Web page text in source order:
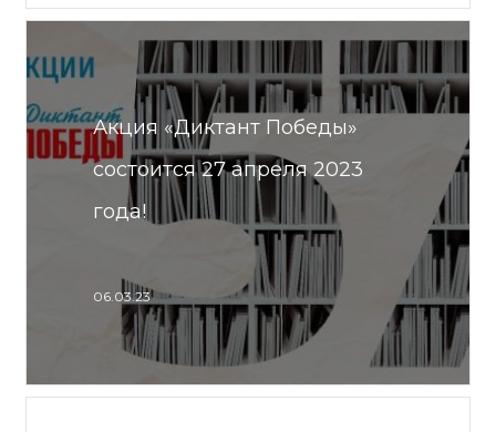
Акция «Диктант Победы»
состоится 27 апреля 2023
года!
06.03.23